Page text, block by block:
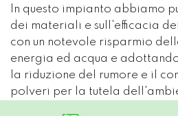
In questo impianto abbiamo
dei materiali e sull'efficacia
con un notevole risparmio
energia ed acqua e
la riduzione del rumore e il
polveri per la tutela